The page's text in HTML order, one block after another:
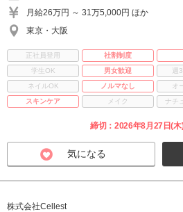
月給26万円 ～ 31万5,000円 ほか
東京・大阪
正社員登用 社割制度
学生OK
男女歓迎 週
ネイルOK
ノルマなし オ
スキンケア
メイク ナチ
締切：2026年8月27日(
気になる
株式会社Cellest